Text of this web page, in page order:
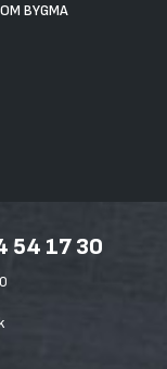
OM BYGMA
54 17 30